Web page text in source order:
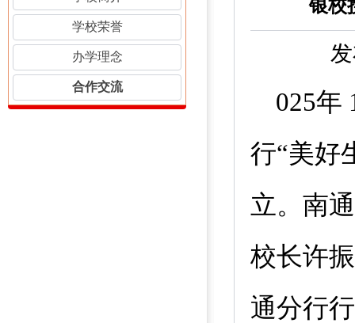
学校荣誉
办学理念
合作交流
银校
025年
行“美好
立。南
校长许
通分行